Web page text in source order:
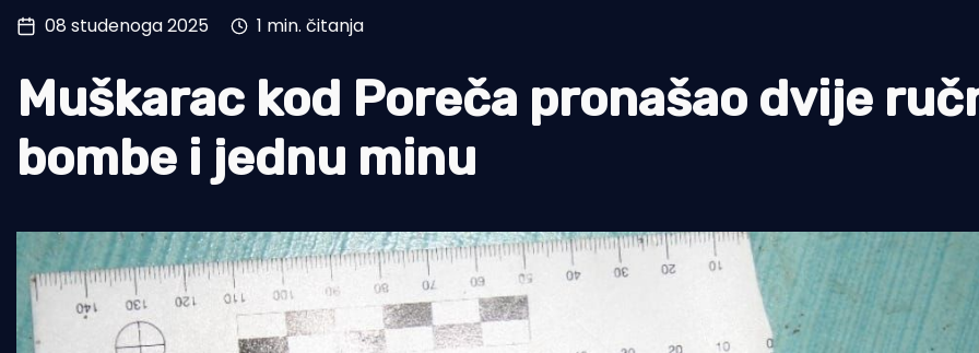
Ribolov
Tradicija i kultura
08 studenoga 2025 1 min. čitanja
Muškarac kod Poreča pronašao dvije
bombe i jednu minu